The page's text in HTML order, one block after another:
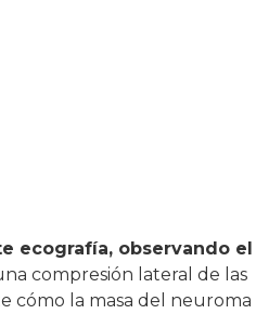
ecografía, observando el
compresión lateral de las
cómo la masa del neuroma